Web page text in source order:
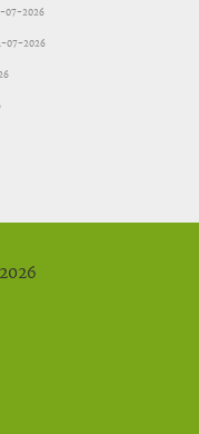
07-2026
07-2026